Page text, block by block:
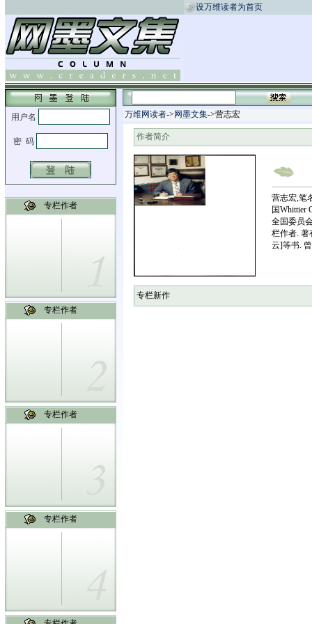
设万维读者为首页
专栏作者
专栏作者
专栏作者
专栏作者
万维网读者-> 网墨文集->营志宏
作者简介
营志宏,笔
国Whittier
全国委员
栏作者.
云]等书.
专栏新作